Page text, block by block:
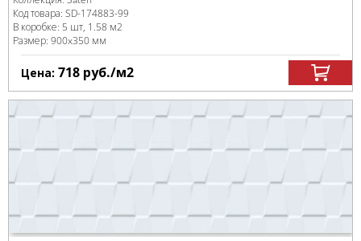
Код товара: SD-174883-99
В коробке: 5 шт, 1.58 м2
Размер: 900x350 мм
Цена: 718 руб./м2